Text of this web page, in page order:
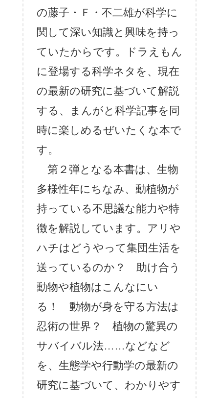
の藤子・Ｆ・不二雄が科学に
関して深い知識と興味を持っ
ていたからです。ドラえもん
に登場する科学ネタを、現在
の最新の研究に基づいて解説
する、まんがと科学記事を同
時に楽しめるぜいたくな本で
す。
第２弾となる本書は、生物
多様性年にちなみ、動植物が
持っている不思議な能力や特
徴を解説しています。アリや
ハチはどうやって集団生活を
送っているのか？ 助け合う
動物や植物はこんなにい
る！ 動物が身を守る方法は
忍術の世界？ 植物の驚異の
サバイバル法……などなど
を、生態学や行動学の最新の
研究に基づいて、わかりやす